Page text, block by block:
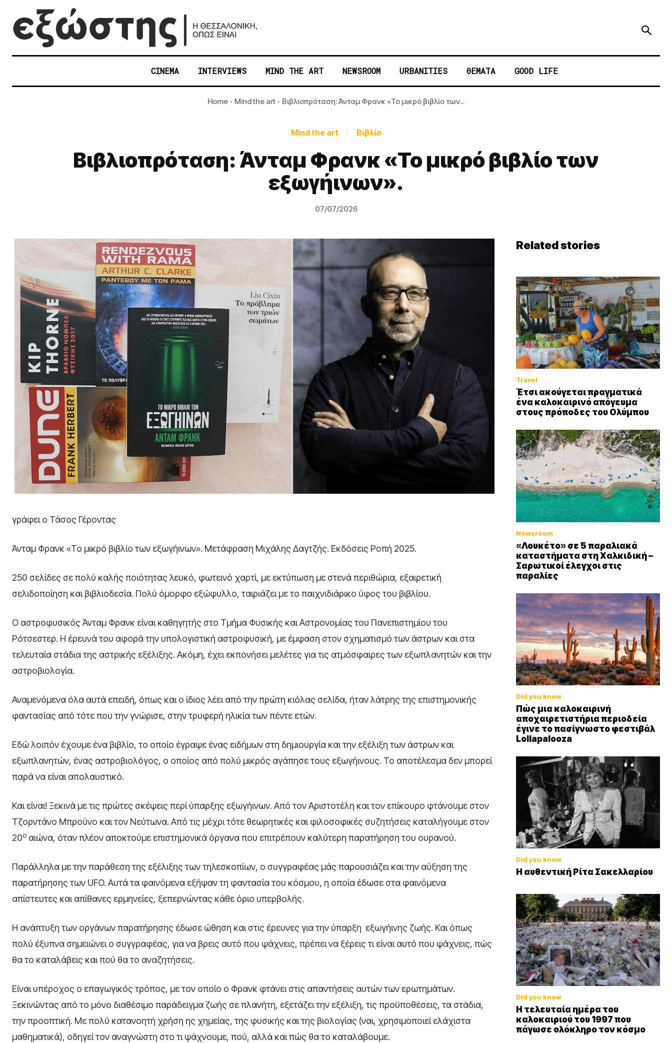
CINEMA INTERVIEWS MIND THE ART NEWSROOM URBANITIES ΘΕΜΑΤΑ GOOD LIFE
Home Mind the art Βιβλιοπρόταση: Άνταμ Φρανκ «Το μικρό βιβλίο των...
Mind the art Βιβλίο
Βιβλιοπρόταση: Άνταμ Φρανκ «Το μικρό βιβλίο των
εξωγήινων».
07/07/2026
γράφει ο Τάσος Γέροντας
Άνταμ Φρανκ «Το μικρό βιβλίο των εξωγήινων». Μετάφραση Μιχάλης Δαγτζής. Εκδόσεις Ροπή 2025.
250 σελίδες σε πολύ καλής ποιότητας λευκό, φωτεινό χαρτί, με εκτύπωση με στενά περιθώρια, εξαιρετική
σελιδοποίηση και βιβλιοδεσία. Πολύ όμορφο εξώφυλλο, ταιριάζει με το παιχνιδιάρικο ύφος του βιβλίου.
Ο αστροφυσικός Άνταμ Φρανκ είναι καθηγητής στο Τμήμα Φυσικής και Αστρονομίας του Πανεπιστημίου του
Ρότσεστερ. Η έρευνά του αφορά την υπολογιστική αστροφυσική, με έμφαση στον σχηματισμό των άστρων και στα
τελευταία στάδια της αστρικής εξέλιξης. Ακόμη, έχει εκπονήσει μελέτες για τις ατμόσφαιρες των εξωπλανητών και την
αστροβιολογία.
Αναμενόμενα όλα αυτά επειδή, όπως και ο ίδιος λέει από την πρώτη κιόλας σελίδα, ήταν λάτρης της επιστημονικής
φαντασίας από τότε που την γνώρισε, στην τρυφερή ηλικία των πέντε ετών.
Εδώ λοιπόν έχουμε ένα βιβλίο, το οποίο έγραψε ένας ειδήμων στη δημιουργία και την εξέλιξη των άστρων και
εξωπλανητών, ένας αστροβιολόγος, ο οποίος από πολύ μικρός αγάπησε τους εξωγήινους. Το αποτέλεσμα δεν μπορεί
παρά να είναι απολαυστικό.
Και είναι! Ξεκινά με τις πρώτες σκέψεις περί ύπαρξης εξωγήινων. Από τον Αριστοτέλη και τον επίκουρο φτάνουμε στον
Τζορντάνο Μπρούνο και τον Νεύτωνα. Από τις μέχρι τότε θεωρητικές και φιλοσοφικές συζητήσεις καταλήγουμε στον
20ο αιώνα, όταν πλέον αποκτούμε επιστημονικά όργανα που επιτρέπουν καλύτερη παρατήρηση του ουρανού.
Παράλληλα με την παράθεση της εξέλιξης των τηλεσκοπίων, ο συγγραφέας μάς παρουσιάζει και την αύξηση της
παρατήρησης των UFO. Αυτά τα φαινόμενα εξήψαν τη φαντασία του κόσμου, η οποία έδωσε στα φαινόμενα
απίστευτες και απίθανες ερμηνείες, ξεπερνώντας κάθε όριο υπερβολής.
Η ανάπτυξη των οργάνων παρατήρησης έδωσε ώθηση και στις έρευνες για την ύπαρξη εξωγήινης ζωής. Και όπως
πολύ έξυπνα σημειώνει ο συγγραφέας, για να βρεις αυτό που ψάχνεις, πρέπει να ξέρεις τι είναι αυτό που ψάχνεις, πώς
θα το καταλάβεις και πού θα το αναζητήσεις.
Είναι υπέροχος ο επαγωγικός τρόπος, με τον οποίο ο Φρανκ φτάνει στις απαντήσεις αυτών των ερωτημάτων.
Ξεκινώντας από το μόνο διαθέσιμο παράδειγμα ζωής σε πλανήτη, εξετάζει την εξέλιξη, τις προϋποθέσεις, τα στάδια,
την προοπτική. Με πολύ κατανοητή χρήση ης χημείας, της φυσικής και της βιολογίας (ναι, χρησιμοποιεί ελάχιστα
μαθηματικά), οδηγεί τον αναγνώστη στο τι ψάχνουμε, πού, αλλά και πώς θα το καταλάβουμε.
Related stories
Travel
Έτσι ακούγεται πραγματικά
ένα καλοκαιρινό απόγευμα
στους πρόποδες του Ολύμπου
Newsroom
«Λουκέτο» σε 5 παραλιακά
καταστήματα στη Χαλκιδική –
Σαρωτικοί έλεγχοι στις
παραλίες
Did you know
Πώς μια καλοκαιρινή
αποχαιρετιστήρια περιοδεία
έγινε το πασίγνωστο φεστιβάλ
Lollapalooza
Did you know
Η αυθεντική Ρίτα Σακελλαρίου
Did you know
Η τελευταία ημέρα του
καλοκαιριού του 1997 που
πάγωσε ολόκληρο τον κόσμο